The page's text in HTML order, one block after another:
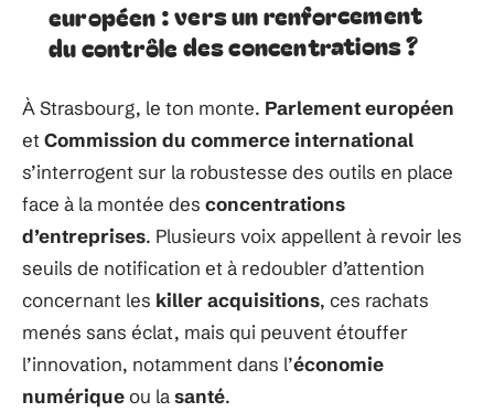
européen : vers un renforcement
du contrôle des concentrations ?
À Strasbourg, le ton monte. Parlement européen
et Commission du commerce international
s’interrogent sur la robustesse des outils en place
face à la montée des concentrations
d’entreprises. Plusieurs voix appellent à revoir les
seuils de notification et à redoubler d’attention
concernant les killer acquisitions, ces rachats
menés sans éclat, mais qui peuvent étouffer
l’innovation, notamment dans l’économie
numériqueou lasanté.